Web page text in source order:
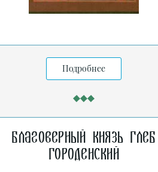
Подробнее
Благоверный князь Глеб
Городенский